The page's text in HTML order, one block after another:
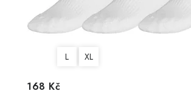
L XL
168 Kč